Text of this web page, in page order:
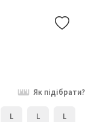
Як підібрати?
L L L